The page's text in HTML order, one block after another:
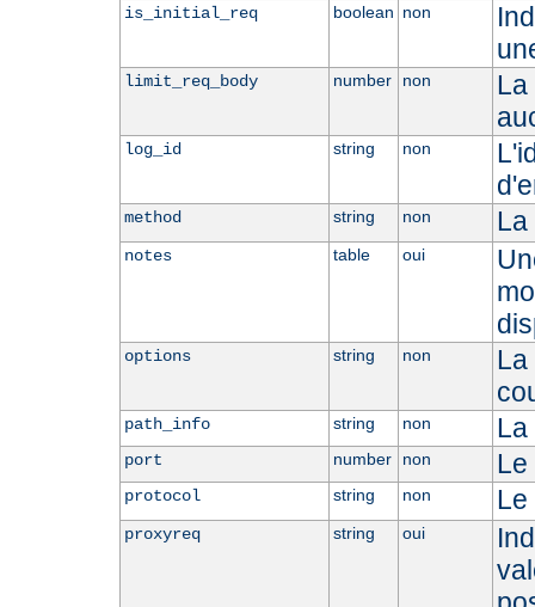
is_initial_req boolean non
limit_req_body number non
La
log_id string non
method string non La
notes table oui
options string non
La
path_info string non La
port number non Le
protocol string non Le
proxyreq string oui